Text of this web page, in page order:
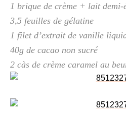
1 brique de crème + lait demi-
3,5 feuilles de gélatine
1 filet d’extrait de vanille
40g de cacao non sucré
2 càs de crème caramel au